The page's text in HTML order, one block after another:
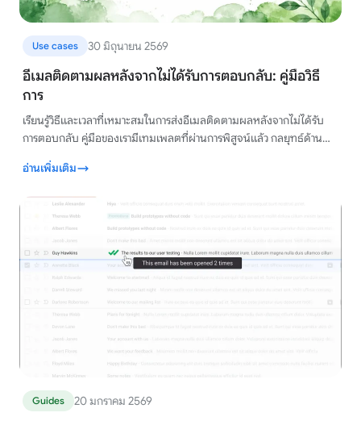
Use cases 30 มิถุนายน 2569
อีเมลติดตามผลหลังจากไม่ได้รับการตอบกลับ: คู่มือวิธี
การ
เรียนรู้วิธีและเวลาที่เหมาะสมในการส่งอีเมลติดตามผลหลังจากไม่ได้รับ
การตอบกลับ คู่มือของเรามีเทมเพลตที่ผ่านการพิสูจน์แล้ว กลยุทธ์ด้าน
อ่านเพิ่มเติม
Guides 20 มกราคม 2569